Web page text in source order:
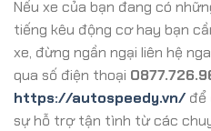
Nếu xe của bạn đang có
tiếng kêu động cơ hay bạn
xe, đừng ngần ngại liên hệ
qua số điện thoại
https://autospeedy.vn/để
sự hỗ trợ tận tình từ các